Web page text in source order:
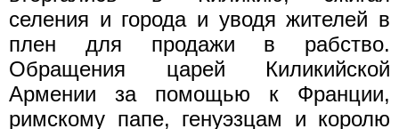
селения и города и уводя жителей в
плен для продажи в рабство.
Обращения царей Киликийской
Армении за помощью к Франции,
римскому папе, генуэзцам и королю